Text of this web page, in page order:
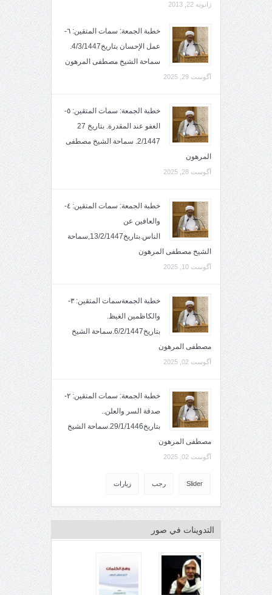
ژانویه 22, 2013
خطبة الجمعة: سمات المتقين: ٦-
عمل الإحسان بتاريخ4/3/1447.
سماحة الشيخ مصطفى المرهون
آگوست 29, 2025
خطبة الجمعة: سمات المتقين: ٥-
العفو عند المقدرة. بتاريخ 27
2/1447. سماحة الشيخ مصطفى
المرهون
آگوست 28, 2025
خطبة الجمعة: سمات المتقين: ٤-
والعافين عن
الناس.بتاريخ13/2/1447,سماحة
الشيخ مصطفى المرهون
آگوست 10, 2025
خطبة الجمعةسمات المتقين: ٣-
والكاظمين الغيظ.
بتاريخ6/2/1447.سماحة الشيخ
مصطفى المرهون
آگوست 02, 2025
خطبة الجمعة: سمات المتقين: ٢-
صدقة السر والعلن..
بتاريخ29/1/1446.سماحة الشيخ
مصطفى المرهون
آگوست 02, 2025
Slider رجب زيارات
التدوينات في صور